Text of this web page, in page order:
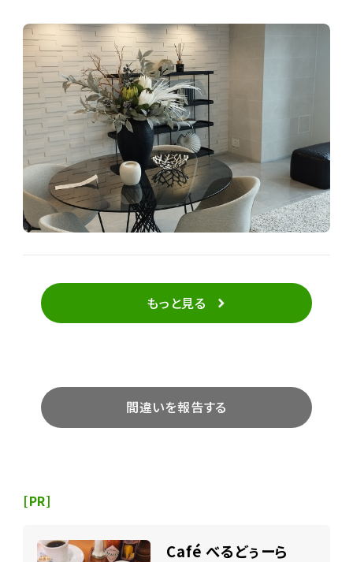
もっと見る
間違いを報告する
[PR]
Café べるどぅーら